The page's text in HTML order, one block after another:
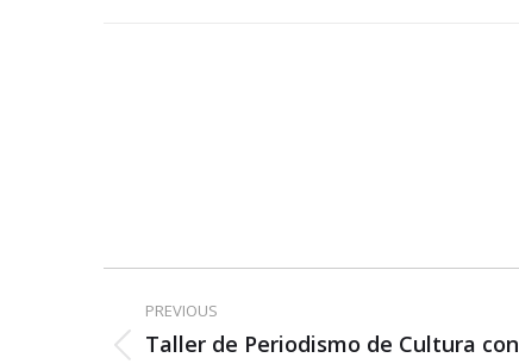
navigation
PREVIOUS
Previous
Taller de Periodismo de Cultura con